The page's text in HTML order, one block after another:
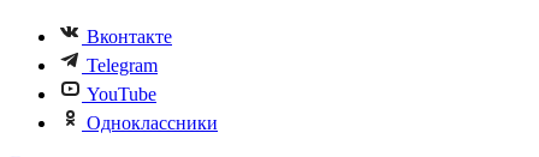
Вконтакте
Telegram
YouTube
Одноклассники